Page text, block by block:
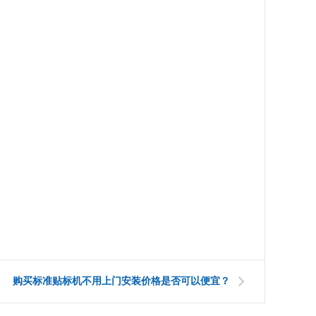
购买标准贴标机不用上门安装价格是否可以便宜？